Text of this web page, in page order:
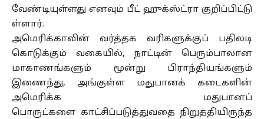
வேண்டியுள்ளது எனவும் பீட் ஹுக்ஸ்ட்ரா குறிப்பிட்டு
ள்ளார்.
அமெரிக்காவின் வர்த்தக வரிகளுக்குப் பதிலடி
கொடுக்கும் வகையில், நாட்டின் பெரும்பாலான
மாகாணங்களும் மூன்று பிராந்தியங்களும்
இணைந்து, அங்குள்ள மதுபானக் கடைகளின்
அமெரிக்க மதுபானப்
பொருட்களை காட்சிப்படுத்துவதை நிறுத்தியிருந்த